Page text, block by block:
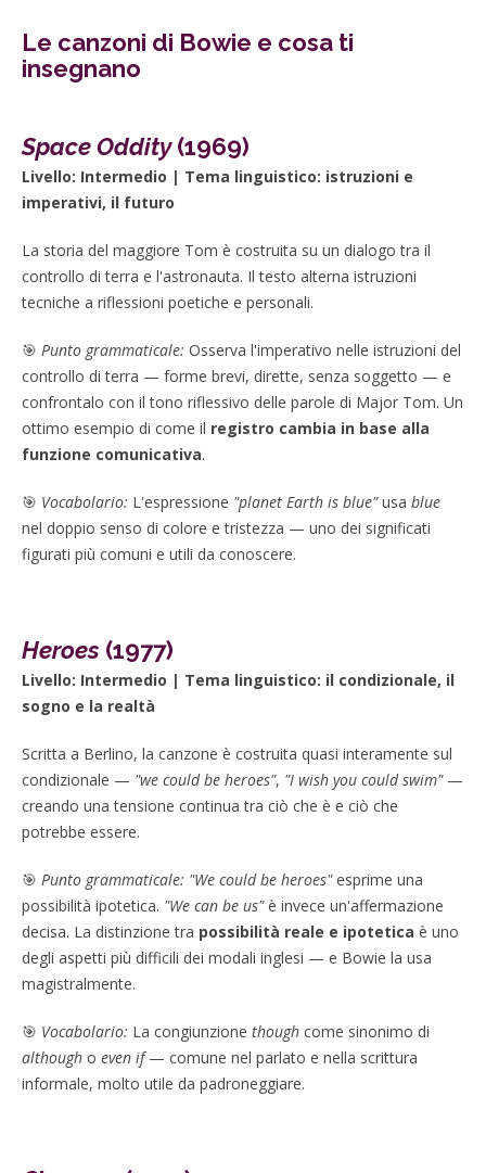
Le canzoni di Bowie e cosa ti
insegnano
Space Oddity(1969)
Livello: Intermedio | Tema linguistico: istruzioni e
imperativi, il futuro
La storia del maggiore Tom è costruita su un dialogo tra il
controllo di terra e l'astronauta. Il testo alterna istruzioni
tecniche a riflessioni poetiche e personali.
🎯 Punto grammaticale: Osserva l'imperativo nelle istruzioni del
controllo di terra — forme brevi, dirette, senza soggetto — e
confrontalo con il tono riflessivo delle parole di Major Tom. Un
ottimo esempio di come il registro cambia in base alla
funzione comunicativa.
🎯 Vocabolario: L'espressione "planet Earth is blue"usa blue
nel doppio senso di colore e tristezza — uno dei significati
figurati più comuni e utili da conoscere.
Heroes (1977)
Livello: Intermedio | Tema linguistico: il condizionale, il
sogno e la realtà
Scritta a Berlino, la canzone è costruita quasi interamente sul
condizionale — "we could be heroes", "I wish you could swim"—
creando una tensione continua tra ciò che è e ciò che
potrebbe essere.
🎯 Punto grammaticale: "We could be heroes"esprime una
possibilità ipotetica. "We can be us"è invece un'affermazione
decisa. La distinzione tra possibilità reale e ipotetica è uno
degli aspetti più difficili dei modali inglesi — e Bowie la usa
magistralmente.
🎯 Vocabolario: La congiunzione though come sinonimo di
although o even if— comune nel parlato e nella scrittura
informale, molto utile da padroneggiare.